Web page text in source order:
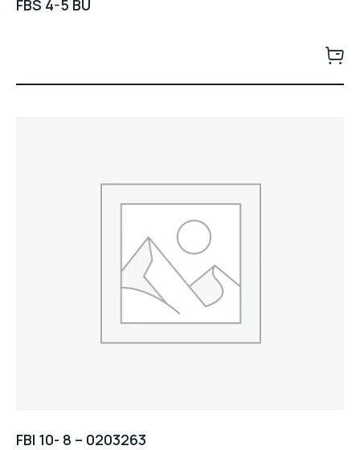
FBS 4-5 BU
FBI 10- 8 – 0203263